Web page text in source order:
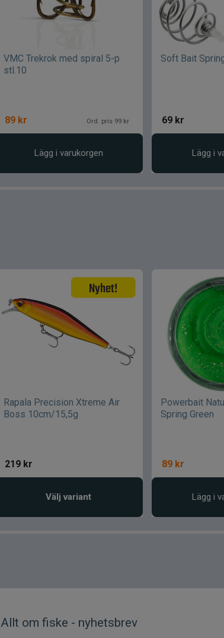
VMC Trekrok med spiral 5-p
stl.10
89 kr Ord. pris 99 kr
Lägg i varukorgen
Soft Bait
69 kr
Lägg i
Rapala Precision Xtreme Air
Boss 10cm/15,5g
219 kr
Välj variant
Powerbait
Spring Green
89 kr
Lägg i
Allt om fiske - nyhetsbrev